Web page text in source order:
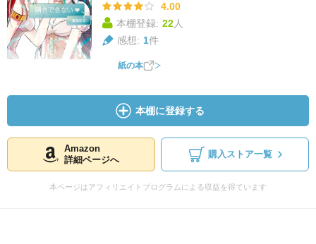
4.00
本棚登録: 22人
感想: 1件
紙の本
本棚に登録する
Amazon
詳細ページへ
購入ストア一覧
本ページはアフィリエイトプログラムによる収益を得ています